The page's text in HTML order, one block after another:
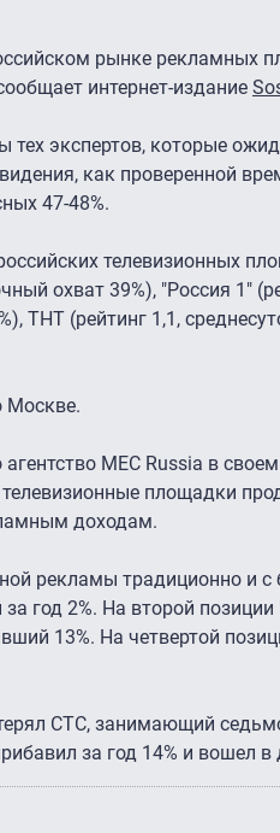
рынке рекламных
интернет-издание
тех экспертов, которые
как проверенной
47-48%.
телевизионных
охват 39%), "Россия 1"
ТНТ (рейтинг 1,1,
Москве.
MEC Russia в
площадки
доходам.
рекламы традиционно и
год 2%. На второй
13%. На четвертой
СТС, занимающий
за год 14% и вошел в